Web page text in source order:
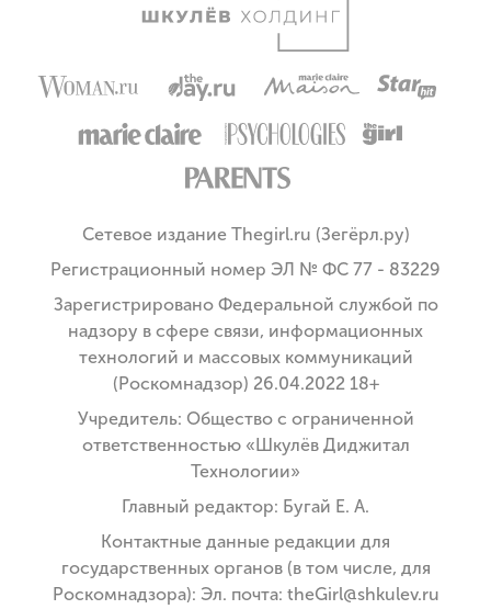
Сетевое издание Thegirl.ru (Зегёрл.ру)
Регистрационный номер ЭЛ № ФС 77 - 83229
Зарегистрировано Федеральной службой по
надзору в сфере связи, информационных
технологий и массовых коммуникаций
(Роскомнадзор) 26.04.2022 18+
Учредитель: Общество с ограниченной
ответственностью «Шкулёв Диджитал
Технологии»
Главный редактор: Бугай Е. А.
Контактные данные редакции для
государственных органов (в том числе, для
Роскомнадзора): Эл. почта: theGirl@shkulev.ru